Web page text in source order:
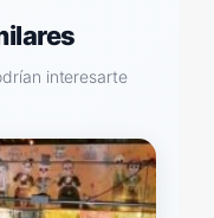
interesarte